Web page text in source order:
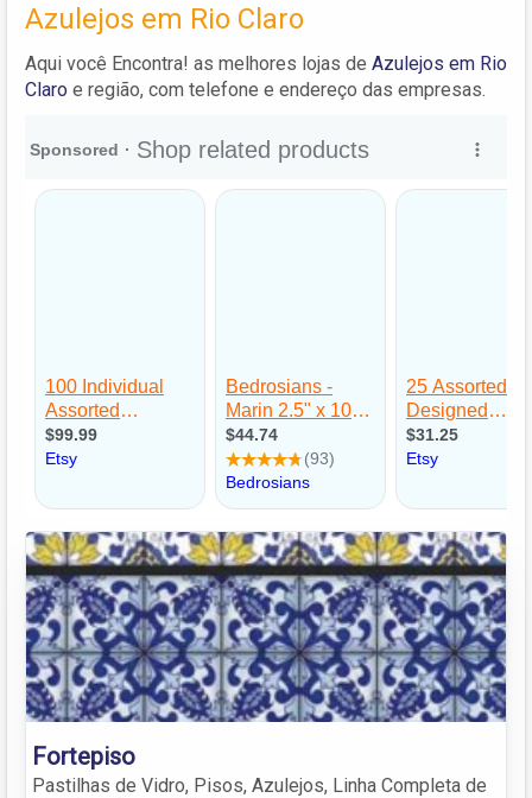
Azulejos em Rio Claro
Aqui você Encontra! as melhores lojas de Azulejos em Rio
Claro e região, com telefone e endereço das empresas.
Fortepiso
Pastilhas de Vidro, Pisos, Azulejos, Linha Completa de